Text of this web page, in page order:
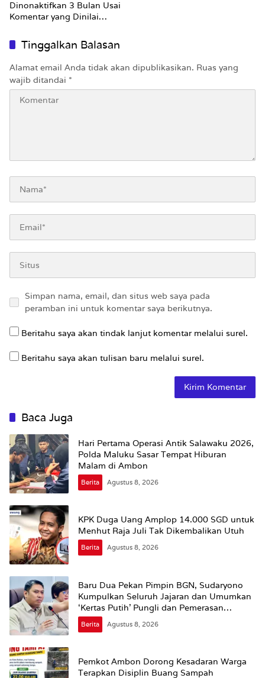
Dinonaktifkan 3 Bulan Usai
Komentar yang Dinilai
Tinggalkan Balasan
Alamat email Anda tidak akan dipublikasikan. Ruas yang
wajib ditandai *
Simpan nama, email, dan situs web saya pada
peramban ini untuk komentar saya berikutnya.
Beritahu saya akan tindak lanjut komentar melalui surel.
Beritahu saya akan tulisan baru melalui surel.
Baca Juga
Hari Pertama Operasi Antik Salawaku 2026,
Polda Maluku Sasar Tempat Hiburan
Malam di Ambon
Berita Agustus 8, 2026
KPK Duga Uang Amplop 14.000 SGD untuk
Menhut Raja Juli Tak Dikembalikan Utuh
Berita Agustus 8, 2026
Baru Dua Pekan Pimpin BGN, Sudaryono
Kumpulkan Seluruh Jajaran dan Umumkan
‘Kertas Putih’ Pungli dan Pemerasan
Supplier harus Berhenti Sekarang
Berita Agustus 8, 2026
Pemkot Ambon Dorong Kesadaran Warga
Terapkan Disiplin Buang Sampah